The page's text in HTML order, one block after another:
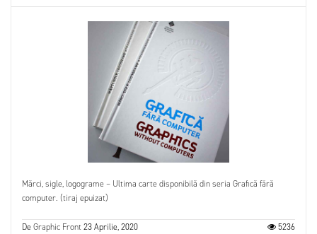
Mărci, sigle, logograme – Ultima carte disponibilă din seria Grafică fără
computer. (tiraj epuizat)
DeGraphic Front23 Aprilie, 2020 5236